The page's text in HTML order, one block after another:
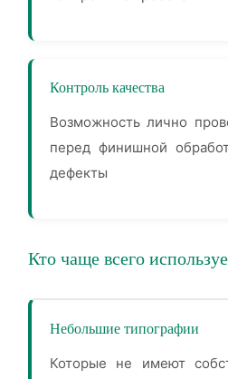
Контроль качества
Возможность лично
перед финишной
дефекты
Кто чаще всего
Небольшие типографии
Которые не имеют